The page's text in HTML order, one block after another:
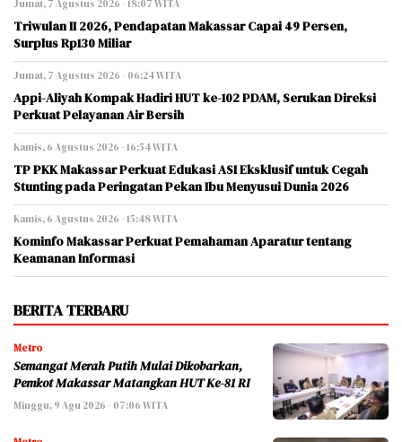
Jumat, 7 Agustus 2026 - 18:07 WITA
Triwulan II 2026, Pendapatan Makassar Capai 49 Persen,
Surplus Rp130 Miliar
Jumat, 7 Agustus 2026 - 06:24 WITA
Appi-Aliyah Kompak Hadiri HUT ke-102 PDAM, Serukan Direksi
Perkuat Pelayanan Air Bersih
Kamis, 6 Agustus 2026 - 16:54 WITA
TP PKK Makassar Perkuat Edukasi ASI Eksklusif untuk Cegah
Stunting pada Peringatan Pekan Ibu Menyusui Dunia 2026
Kamis, 6 Agustus 2026 - 15:48 WITA
Kominfo Makassar Perkuat Pemahaman Aparatur tentang
Keamanan Informasi
BERITA TERBARU
Metro
Semangat Merah Putih Mulai Dikobarkan,
Pemkot Makassar Matangkan HUT Ke-81 RI
Minggu, 9 Agu 2026 - 07:06 WITA